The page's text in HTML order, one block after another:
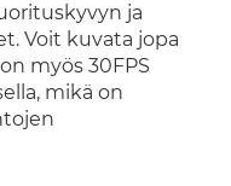
ja
Voit kuvata jopa
myös 30FPS
mikä on